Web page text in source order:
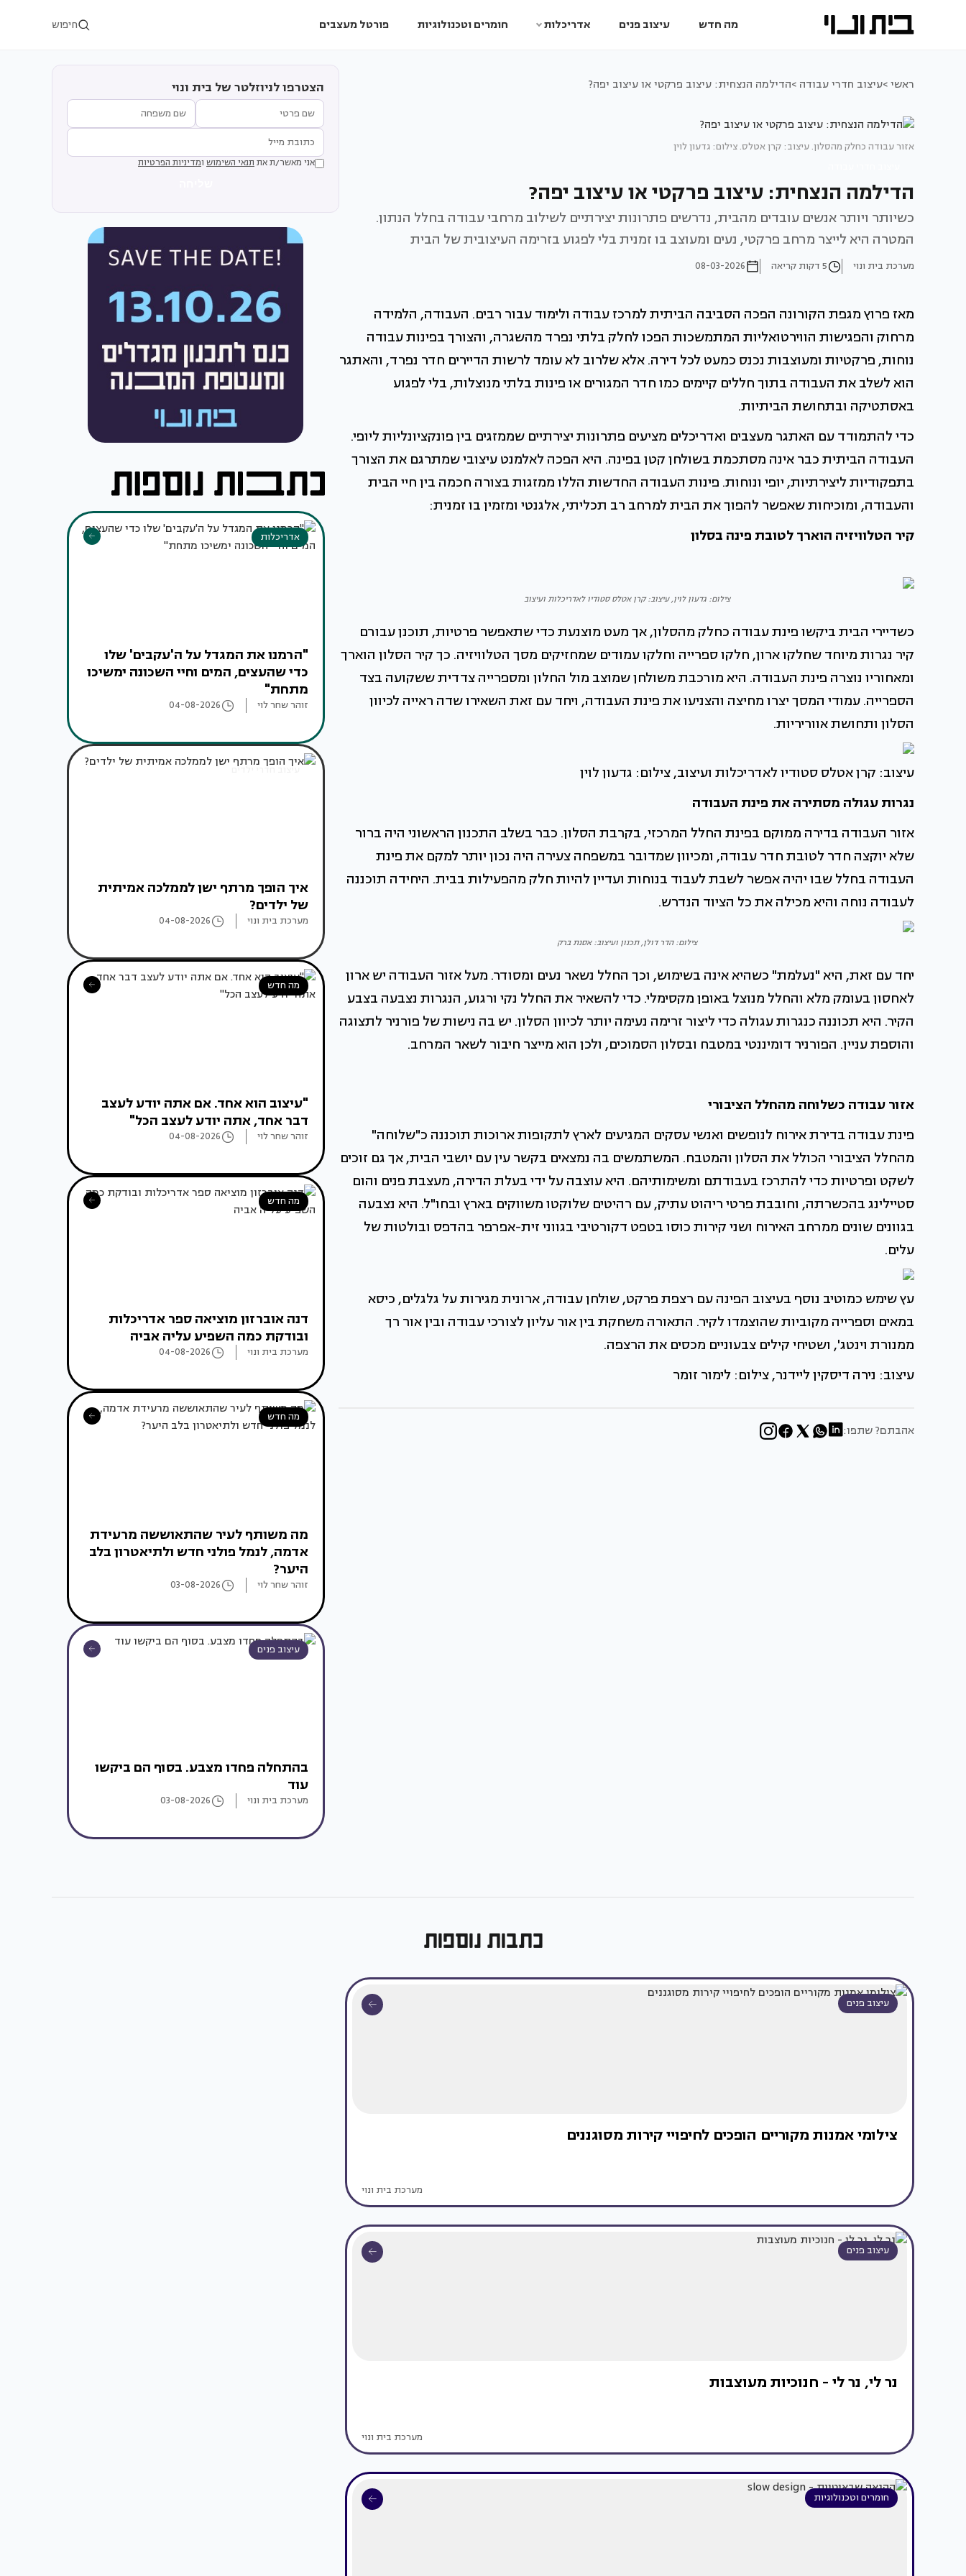
מה חדש עיצוב פנים אדריכלות חומרים וטכנולוגיות פורטל מעצבים חיפוש
ראשי >עיצוב חדרי עבודה >הדילמה הנצחית: עיצוב פרקטי או עיצוב יפה?
אזור עבודה כחלק מהסלון. עיצוב: קרן אטלס. צילום: גדעון לוין
הדילמה הנצחית: עיצוב פרקטי או עיצוב יפה?
כשיותר ויותר אנשים עובדים מהבית, נדרשים פתרונות יצירתיים לשילוב מרחבי עבודה בחלל הנתון.
המטרה היא לייצר מרחב פרקטי, נעים ומעוצב בו זמנית בלי לפגוע בזרימה העיצובית של הבית
מערכת בית ונוי 5 דקות קריאה 08-03-2026
מאז פרוץ מגפת הקורונה הפכה הסביבה הביתית למרכז עבודה ולימוד עבור רבים. העבודה, הלמידה
מרחוק והפגישות הווירטואליות המתמשכות הפכו לחלק בלתי נפרד מהשגרה, והצורך בפינות עבודה
נוחות, פרקטיות ומעוצבות נכנס כמעט לכל דירה. אלא שלרוב לא עומד לרשות הדיירים חדר נפרד, והאתגר
הוא לשלב את העבודה בתוך חללים קיימים כמו חדר המגורים או פינות בלתי מנוצלות, בלי לפגוע
באסתטיקה ובתחושת הביתיות.
כדי להתמודד עם האתגר מעצבים ואדריכלים מציעים פתרונות יצירתיים שממזגים בין פונקציונליות ליופי.
העבודה הביתית כבר אינה מסתכמת בשולחן קטן בפינה. היא הפכה לאלמנט עיצובי שמתרגם את הצורך
בתפקודיות ליצירתיות, יופי ונוחות. פינות העבודה החדשות הללו ממזגות בצורה חכמה בין חיי הבית
והעבודה, ומוכיחות שאפשר להפוך את הבית למרחב רב תכליתי, אלגנטי ומזמין בו זמנית:
קיר הטלוויזיה הוארך לטובת פינה בסלון
צילום: גדעון לוין, עיצוב: קרן אטלס סטודיו לאדריכלות ועיצוב
כשדיירי הבית ביקשו פינת עבודה כחלק מהסלון, אך מעט מוצנעת כדי שתאפשר פרטיות, תוכנן עבורם
קיר נגרות מיוחד שחלקו ארון, חלקו ספרייה וחלקו עמודים שמחזיקים מסך הטלוויזיה. כך קיר הסלון הוארך
ומאחוריו נוצרה פינת העבודה. היא מורכבת משולחן שמוצב מול החלון ומספרייה צדדית ששקועה בצד
הספרייה. עמודי המסך יצרו מחיצה והצניעו את פינת העבודה, ויחד עם זאת השאירו שדה ראייה לכיוון
הסלון ותחושת אווריריות.
עיצוב: קרן אטלס סטודיו לאדריכלות ועיצוב, צילום: גדעון לוין
נגרות עגולה מסתירה את פינת העבודה
אזור העבודה בדירה ממוקם בפינת החלל המרכזי, בקרבת הסלון. כבר בשלב התכנון הראשוני היה ברור
שלא יוקצה חדר לטובת חדר עבודה, ומכיוון שמדובר במשפחה צעירה היה נכון יותר למקם את פינת
העבודה בחלל שבו יהיה אפשר לשבת לעבוד בנוחות ועדיין להיות חלק מהפעילות בבית. היחידה תוכננה
לעבודה נוחה והיא מכילה את כל הציוד הנדרש.
צילום: הדר דולן, תכנון ועיצוב: אסנת ברק
יחד עם זאת, היא "נעלמת" כשהיא אינה בשימוש, וכך החלל נשאר נעים ומסודר. מעל אזור העבודה יש ארון
לאחסון בעומק מלא והחלל מנוצל באופן מקסימלי. כדי להשאיר את החלל נקי ורגוע, הנגרות נצבעה בצבע
הקיר. היא תכוננה כנגרות עגולה כדי ליצור זרימה נעימה יותר לכיוון הסלון. יש בה נישות של פורניר לתצוגה
והוספת עניין. הפורניר דומיננטי במטבח ובסלון הסמוכים, ולכן הוא מייצר חיבור לשאר המרחב.
אזור עבודה כשלוחה מהחלל הציבורי
פינת עבודה בדירת אירוח לנופשים ואנשי עסקים המגיעים לארץ לתקופות ארוכות תוכננה כ"שלוחה"
מהחלל הציבורי הכולל את הסלון והמטבח. המשתמשים בה נמצאים בקשר עין עם יושבי הבית, אך גם זוכים
לשקט ופרטיות כדי להתרכז בעבודתם ומשימותיהם. היא עוצבה על ידי בעלת הדירה, מעצבת פנים והום
סטיילינג בהכשרתה, וחובבת פרטי ריהוט עתיק, עם רהיטים שלוקטו משווקים בארץ ובחו"ל. היא נצבעה
בגוונים שונים ממרחב האירוח ושני קירות כוסו בטפט דקורטיבי בגווני זית-אפרפר בהדפס ובולטות של
עלים.
עץ שימש כמוטיב נוסף בעיצוב הפינה עם רצפת פרקט, שולחן עבודה, ארונית מגירות על גלגלים, כיסא
במאים וספרייה מקוביות שהוצמדו לקיר. התאורה משחקת בין אור עליון לצורכי עבודה ובין אור רך
ממנורת וינטג', ושטיחי קילים צבעוניים מכסים את הרצפה.
עיצוב: נירה דיסקין ליידנר, צילום: לימור זומר
אהבתם? שתפו:
הצטרפו לניוזלטר של בית ונוי
אני מאשר/ת את תנאי השימוש ומדיניות הפרטיות
אדריכלות
"הרמנו את המגדל על ה'עקבים' שלו
כדי שהעצים, המים וחיי השכונה ימשיכו
מתחת"
זוהר שחר לוי 04-08-2026
עיצוב חדרי ילדים
איך הופך מרתף ישן לממלכה אמיתית
של ילדים?
מערכת בית ונוי 04-08-2026
מה חדש
"עיצוב הוא אחד. אם אתה יודע לעצב
דבר אחד, אתה יודע לעצב הכל"
זוהר שחר לוי 04-08-2026
מה חדש
דנה אוברזון מוציאה ספר אדריכלות
ובודקת כמה השפיע עליה אביה
מערכת בית ונוי 04-08-2026
מה חדש
מה משותף לעיר שהתאוששה מרעידת
אדמה, לנמל פולני חדש ולתיאטרון בלב
היער?
זוהר שחר לוי 03-08-2026
עיצוב פנים
בהתחלה פחדו מצבע. בסוף הם ביקשו
עוד
מערכת בית ונוי 03-08-2026
כתבות נוספות
עיצוב פנים
צילומי אמנות מקוריים הופכים לחיפויי קירות מסוגננים
מערכת בית ונוי
עיצוב פנים
נר לי, נר לי - חנוכיות מעוצבות
מערכת בית ונוי
חומרים וטכנולוגיות